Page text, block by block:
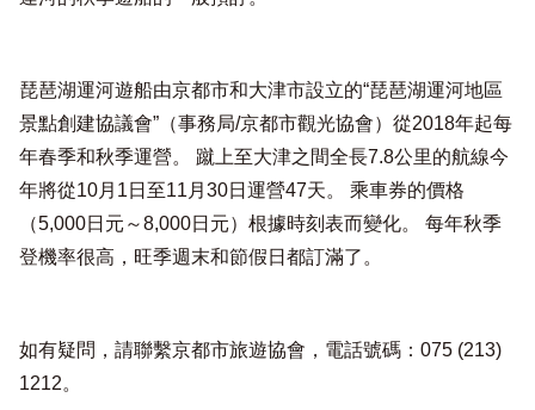
琵琶湖運河遊船由京都市和大津市設立的“琵琶湖運河地區
景點創建協議會”（事務局/京都市觀光協會）從2018年起每
年春季和秋季運營。 蹴上至大津之間全長7.8公里的航線今
年將從10月1日至11月30日運營47天。 乘車券的價格
（5,000日元～8,000日元）根據時刻表而變化。 每年秋季
登機率很高，旺季週末和節假日都訂滿了。
如有疑問，請聯繫京都市旅遊協會，電話號碼：075 (213)
1212。